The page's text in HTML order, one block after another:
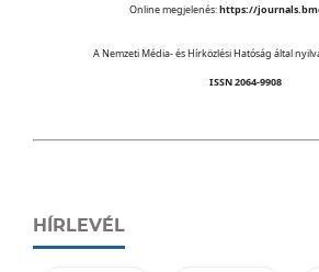
Online megjelenés:https://
A Nemzeti Média- és Hírközlési Hatóság által
ISSN 2064-9908
HÍRLEVÉL